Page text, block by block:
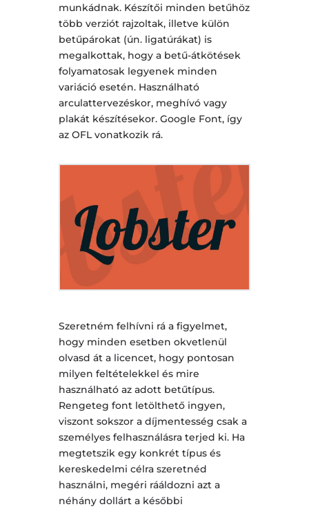
munkádnak. Készítői minden betűhöz
több verziót rajzoltak, illetve külön
betűpárokat (ún. ligatúrákat) is
megalkottak, hogy a betű-átkötések
folyamatosak legyenek minden
variáció esetén. Használható
arculattervezéskor, meghívó vagy
plakát készítésekor. Google Font, így
az OFL vonatkozik rá.
Szeretném felhívni rá a figyelmet,
hogy minden esetben okvetlenül
olvasd át a licencet, hogy pontosan
milyen feltételekkel és mire
használható az adott betűtípus.
Rengeteg font letölthető ingyen,
viszont sokszor a díjmentesség csak a
személyes felhasználásra terjed ki. Ha
megtetszik egy konkrét típus és
kereskedelmi célra szeretnéd
használni, megéri rááldozni azt a
néhány dollárt a későbbi